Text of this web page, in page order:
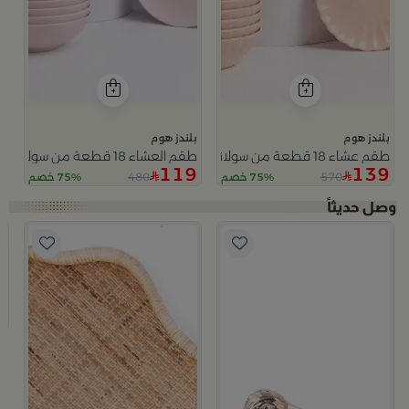
بلندز هوم
طقم عشاء 18 قطعة من سولانا
139
570 75% خصم
بلندز هوم
طقم العشاء 18 قطعة من سولانا
119
480 75% خصم